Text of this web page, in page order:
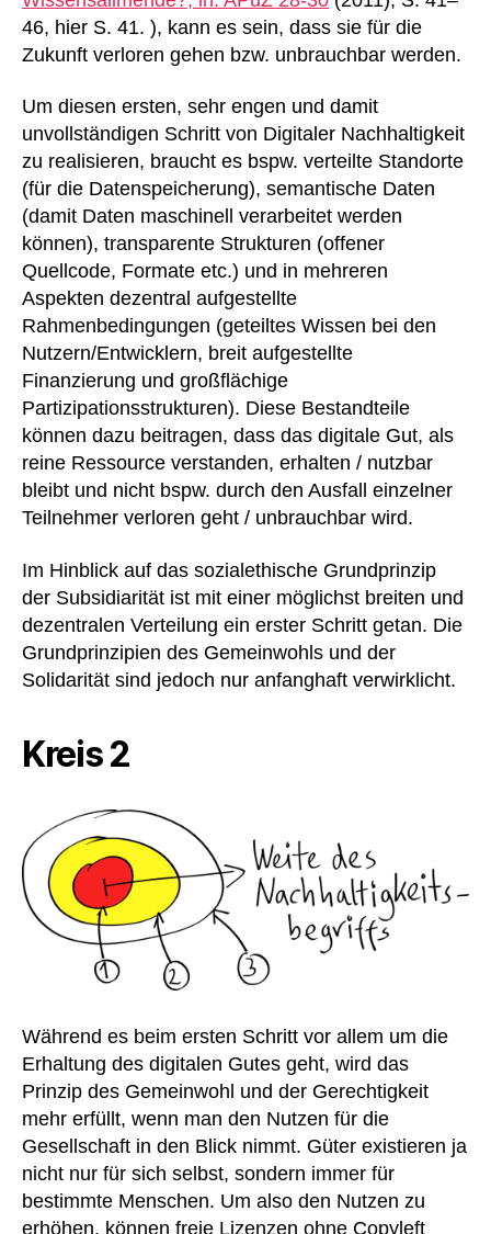
46, hier S. 41. ), kann es sein, dass sie für die
Zukunft verloren gehen bzw. unbrauchbar werden.
Um diesen ersten, sehr engen und damit
unvollständigen Schritt von Digitaler Nachhaltigkeit
zu realisieren, braucht es bspw. verteilte Standorte
(für die Datenspeicherung), semantische Daten
(damit Daten maschinell verarbeitet werden
können), transparente Strukturen (offener
Quellcode, Formate etc.) und in mehreren
Aspekten dezentral aufgestellte
Rahmenbedingungen (geteiltes Wissen bei den
Nutzern/Entwicklern, breit aufgestellte
Finanzierung und großflächige
Partizipationsstrukturen). Diese Bestandteile
können dazu beitragen, dass das digitale Gut, als
reine Ressource verstanden, erhalten / nutzbar
bleibt und nicht bspw. durch den Ausfall einzelner
Teilnehmer verloren geht / unbrauchbar wird.
Im Hinblick auf das sozialethische Grundprinzip
der Subsidiarität ist mit einer möglichst breiten und
dezentralen Verteilung ein erster Schritt getan. Die
Grundprinzipien des Gemeinwohls und der
Solidarität sind jedoch nur anfanghaft verwirklicht.
Kreis 2
Während es beim ersten Schritt vor allem um die
Erhaltung des digitalen Gutes geht, wird das
Prinzip des Gemeinwohl und der Gerechtigkeit
mehr erfüllt, wenn man den Nutzen für die
Gesellschaft in den Blick nimmt. Güter existieren ja
nicht nur für sich selbst, sondern immer für
bestimmte Menschen. Um also den Nutzen zu
erhöhen, können freie Lizenzen ohne Copyleft